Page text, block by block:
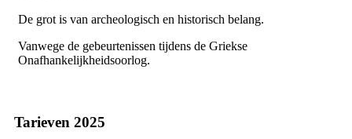
De grot is van archeologisch en historisch belang.
Vanwege de gebeurtenissen tijdens de Griekse
Onafhankelijkheidsoorlog.
Tarieven 2025